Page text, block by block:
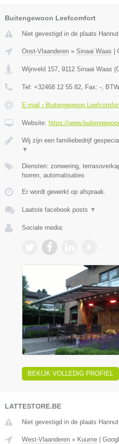
Buitengewoon Leefcomfort
Niet gevestigd in de plaats
Oost-Vlaanderen » Sinaai Waas |
Wijnveld 157 9112 Sinaai Waas (
Tel: +32468 12 55 82 , Fax: - ,
E-mail › Buitengewoon
Website: https://
Wij zijn een familiebedrijf
▼
Diensten: zonwering,
horren, automatisaties
Er wordt gewerkt op afspraak.
Laatste facebook posts ▼
Sociale media:
BEKIJK VOLLEDIG PROFIEL
LATTESTORE.BE
Niet gevestigd in de plaats
West-Vlaanderen » Kuurne